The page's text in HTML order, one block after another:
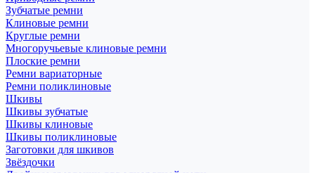
Зубчатые ремни
Клиновые ремни
Круглые ремни
Многоручьевые клиновые ремни
Плоские ремни
Ремни вариаторные
Ремни поликлиновые
Шкивы
Шкивы зубчатые
Шкивы клиновые
Шкивы поликлиновые
Заготовки для шкивов
Звёздочки